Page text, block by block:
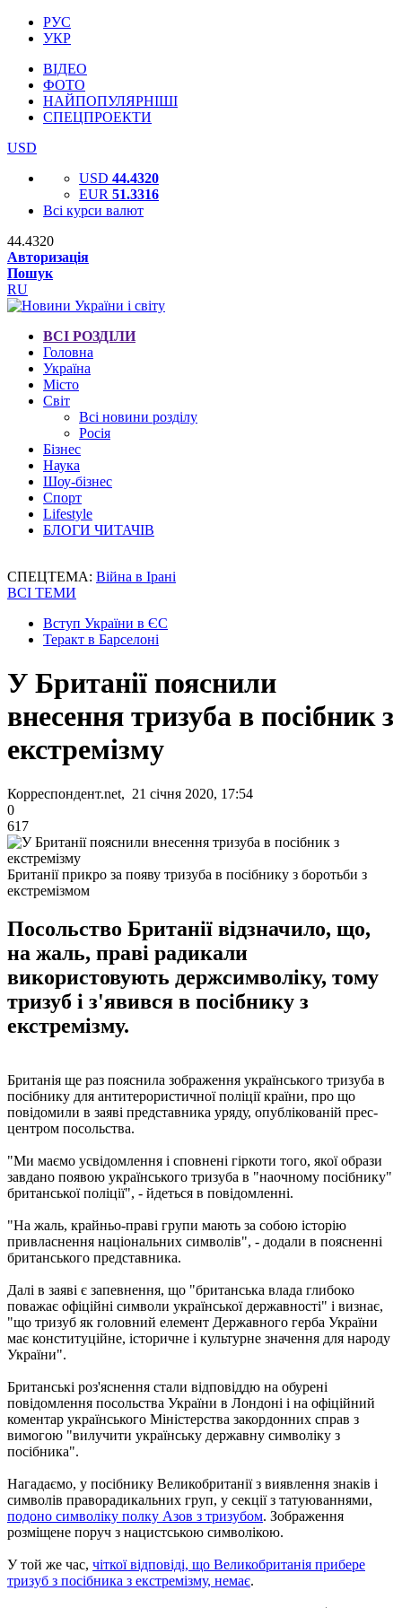
РУС
УКР
ВІДЕО
ФОТО
НАЙПОПУЛЯРНІШІ
СПЕЦПРОЕКТИ
USD
USD 44.4320
EUR 51.3316
Всі курси валют
44.4320
Авторизація
Пошук
RU
ВСІ РОЗДІЛИ
Головна
Україна
Місто
Світ
Всі новини розділу
Росія
Бізнес
Наука
Шоу-бізнес
Спорт
Lifestyle
БЛОГИ ЧИТАЧІВ
СПЕЦТЕМА: Війна в Ірані
ВСІ ТЕМИ
Вступ України в ЄС
Теракт в Барселоні
У Британії пояснили
внесення тризуба в посібник з
екстремізму
Корреспондент.net, 21 січня 2020, 17:54
0
617
Британії прикро за появу тризуба в посібнику з боротьби з
екстремізмом
Посольство Британії відзначило, що,
на жаль, праві радикали
використовують держсимволіку, тому
тризуб і з'явився в посібнику з
екстремізму.
Британія ще раз пояснила зображення українського тризуба в
посібнику для антитерористичної поліції країни, про що
повідомили в заяві представника уряду, опублікованій прес-
центром посольства.
"Ми маємо усвідомлення і сповнені гіркоти того, якої образи
завдано появою українського тризуба в "наочному посібнику"
британської поліції", - йдеться в повідомленні.
"На жаль, крайньо-праві групи мають за собою історію
привласнення національних символів", - додали в поясненні
британського представника.
Далі в заяві є запевнення, що "британська влада глибоко
поважає офіційні символи української державності" і визнає,
"що тризуб як головний елемент Державного герба України
має конституційне, історичне і культурне значення для народу
України".
Британські роз'яснення стали відповіддю на обурені
повідомлення посольства України в Лондоні і на офіційний
коментар українського Міністерства закордонних справ з
вимогою "вилучити українську державну символіку з
посібника".
Нагадаємо, у посібнику Великобританії з виявлення знаків і
символів праворадикальних груп, у секції з татуюваннями,
подоно символіку полку Азов з тризубом. Зображення
розміщене поруч з нацистською символікою.
У той же час, чіткої відповіді, що Великобританія прибере
тризуб з посібника з екстремізму, немає.